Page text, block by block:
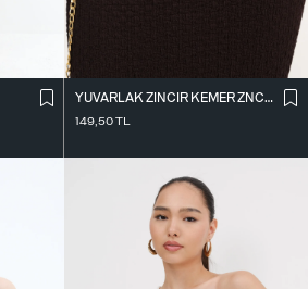
YUVARLAK ZINCIR KEMER ZNCR104
149,50TL